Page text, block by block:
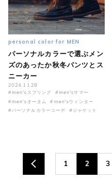
personal color for MEN
パーソナルカラーで選ぶメン
ズのあったか秋冬パンツとス
ニーカー
2024.11.28
#men'sスプリング
#men'sサマー
#men'sオータム
#men'sウィンター
#パーソナルカラーコーデ
#ジャケット
1 2 3